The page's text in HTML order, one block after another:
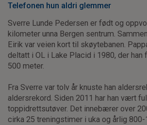
Telefonen hun aldri glemmer
Sverre Lunde Pedersen er født og
kilometer unna Bergen sentrum.
Eirik var veien kort til skøytebanen.
deltatt i OL i Lake Placid i 1980, der han
500 meter.
Fra Sverre var tolv år knuste han
aldersrekord. Siden 2011 har han vært
toppidrettsutøver. Det innebærer over
cirka 25 treningstimer i uka og årlig